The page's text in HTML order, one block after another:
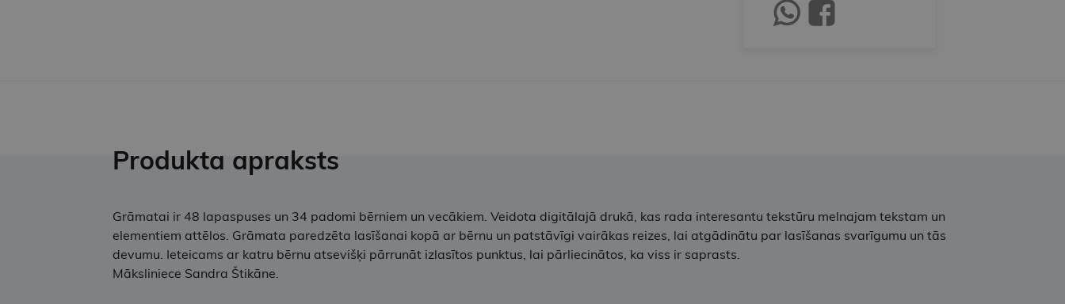
Produkta apraksts
Grāmatai ir 48 lapaspuses un 34 padomi bērniem un vecākiem. Veidota digitālajā drukā, kas rada interesantu tekstūru melnajam tekstam un
elementiem attēlos. Grāmata paredzēta lasīšanai kopā ar bērnu un patstāvīgi vairākas reizes, lai atgādinātu par lasīšanas svarīgumu un tās
devumu. Ieteicams ar katru bērnu atsevišķi pārrunāt izlasītos punktus, lai pārliecinātos, ka viss ir saprasts.
Māksliniece Sandra Štikāne.